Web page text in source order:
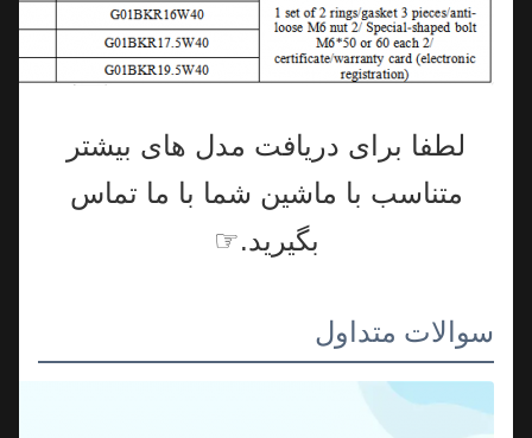
لطفا برای دریافت مدل های بیشتر
متناسب با ماشین شما با ما تماس
بگیرید.☞
سوالات متداول